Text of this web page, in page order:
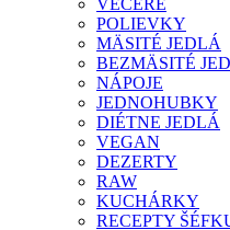
VEČERE
POLIEVKY
MÄSITÉ JEDLÁ
BEZMÄSITÉ
NÁPOJE
JEDNOHUBKY
DIÉTNE JEDLÁ
VEGAN
DEZERTY
RAW
KUCHÁRKY
RECEPTY